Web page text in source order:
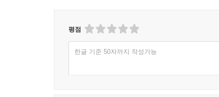
평점
한글 기준 50자까지 작성가능